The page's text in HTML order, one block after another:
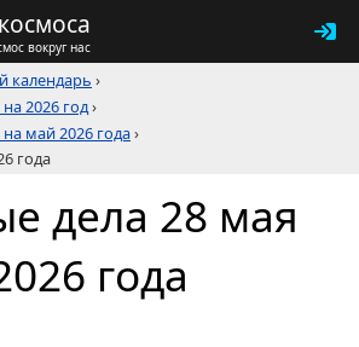
вокруг нас
календарь ›
2026 год›
май 2026 года›
года
дела 28 мая
года